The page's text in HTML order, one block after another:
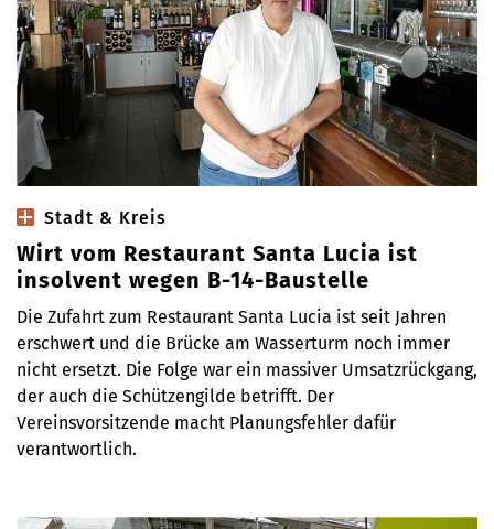
Stadt & Kreis
Wirt vom Restaurant Santa Lucia ist
insolvent wegen B-14-Baustelle
Die Zufahrt zum Restaurant Santa Lucia ist seit Jahren
erschwert und die Brücke am Wasserturm noch immer
nicht ersetzt. Die Folge war ein massiver Umsatzrückgang,
der auch die Schützengilde betrifft. Der
Vereinsvorsitzende macht Planungsfehler dafür
verantwortlich.